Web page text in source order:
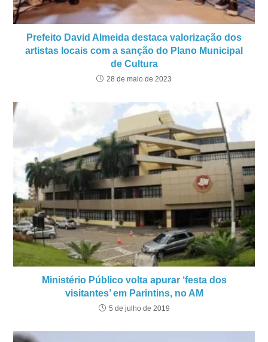
Prefeito David Almeida destaca valorização dos
artistas locais com a sanção do Plano Municipal
de Cultura
28 de maio de 2023
Ministério Público volta apurar ‘festa dos
visitantes’ em Parintins, no AM
5 de julho de 2019